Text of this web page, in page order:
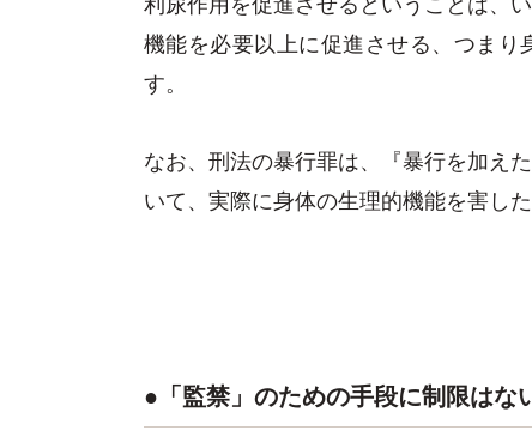
機能を必要以上に促進させる、つま
す。
なお、刑法の暴行罪は、『暴行を加え
いて、実際に身体の生理的機能を害し
●「監禁」のための手段に制限はな